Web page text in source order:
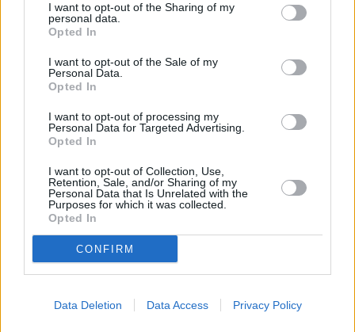
I want to opt-out of the Sharing of my
personal data.
Opted In
I want to opt-out of the Sale of my
Personal Data.
Opted In
I want to opt-out of processing my
Personal Data for Targeted Advertising.
Opted In
I want to opt-out of Collection, Use,
Retention, Sale, and/or Sharing of my
Personal Data that Is Unrelated with the
Purposes for which it was collected.
Opted In
CONFIRM
Data Deletion Data Access Privacy Policy
Estos son 5 de los pueblos con
menos vecinos de la provincia de
Jaén